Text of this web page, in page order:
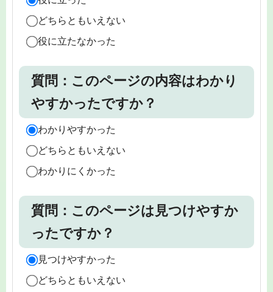
どちらともいえない
役に立たなかった
質問：このページの内容はわかり
やすかったですか？
わかりやすかった
どちらともいえない
わかりにくかった
質問：このページは見つけやすか
ったですか？
見つけやすかった
どちらともいえない